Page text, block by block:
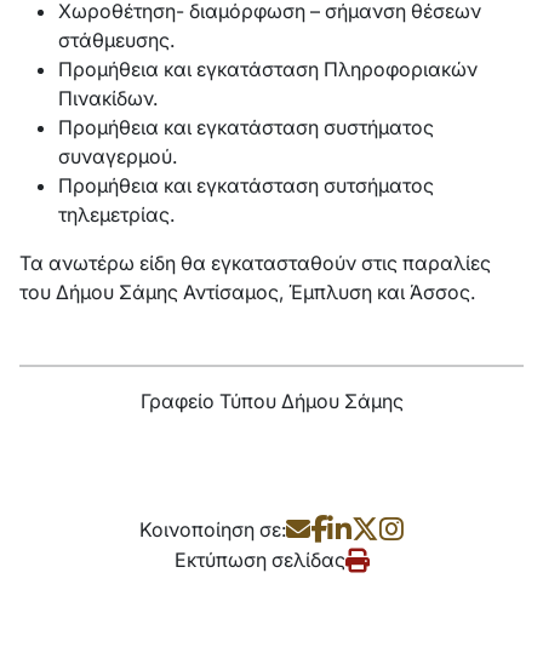
Χωροθέτηση- διαμόρφωση – σήμανση θέσεων
στάθμευσης.
Προμήθεια και εγκατάσταση Πληροφοριακών
Πινακίδων.
Προμήθεια και εγκατάσταση συστήματος
συναγερμού.
Προμήθεια και εγκατάσταση συτσήματος
τηλεμετρίας.
Τα ανωτέρω είδη θα εγκατασταθούν στις παραλίες
του Δήμου Σάμης Αντίσαμος, Έμπλυση και Άσσος.
Γραφείο Τύπου Δήμου Σάμης
Κοινοποίηση σε:
Εκτύπωση σελίδας